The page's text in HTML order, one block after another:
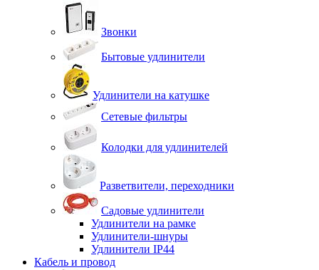
Звонки
Бытовые удлинители
Удлинители на катушке
Сетевые фильтры
Колодки для удлинителей
Разветвители, переходники
Садовые удлинители
Удлинители на рамке
Удлинители-шнуры
Удлинители IP44
Кабель и провод